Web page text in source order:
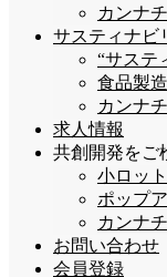
カンナ
サスティナビ
“サステ
食品製
カンナ
求人情報
共創開発をご
小ロッ
ポップ
カンナ
お問い合わせ
会員登録